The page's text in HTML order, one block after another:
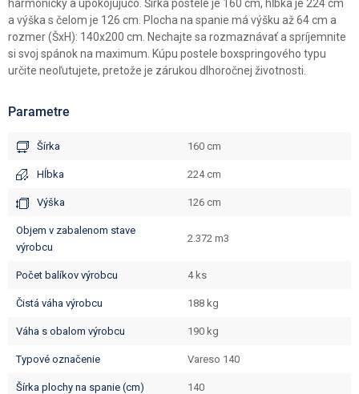
harmonicky a upokojujúco. Šírka postele je 160 cm, hĺbka je 224 cm
a výška s čelom je 126 cm. Plocha na spanie má výšku až 64 cm a
rozmer (ŠxH): 140x200 cm. Nechajte sa rozmaznávať a spríjemnite
si svoj spánok na maximum. Kúpu postele boxspringového typu
určite neoľutujete, pretože je zárukou dlhoročnej životnosti.
Parametre
Šírka 160 cm
Hĺbka 224 cm
Výška 126 cm
objem v zabalenom stave
výrobcu
2.372 m3
počet balíkov výrobcu 4 ks
čistá váha výrobcu 188 kg
váha s obalom výrobcu 190 kg
typové označenie Vareso 140
šírka plochy na spanie (cm) 140